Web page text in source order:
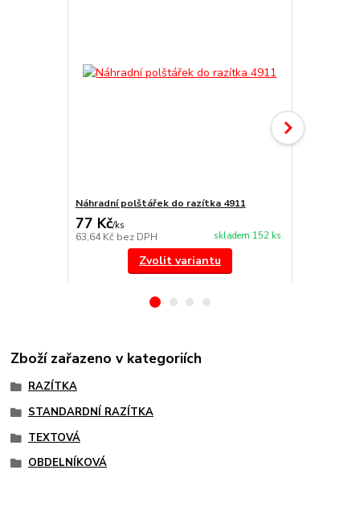
Náhradní polštářek do razítka 4911
77 Kč/ks
63,64 Kč bez DPH skladem 152 ks
Zvolit variantu
Zboží zařazeno v kategoriích
RAZÍTKA
STANDARDNÍ RAZÍTKA
TEXTOVÁ
OBDELNÍKOVÁ